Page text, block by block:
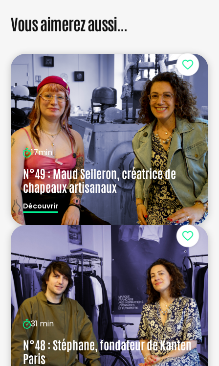
Vous aimerez aussi...
17min
N°49 : Maud Selleron, créatrice de
chapeaux artisanaux
Découvrir
31 min
N°48 : Stéphane, fondateur de Kanten
Paris